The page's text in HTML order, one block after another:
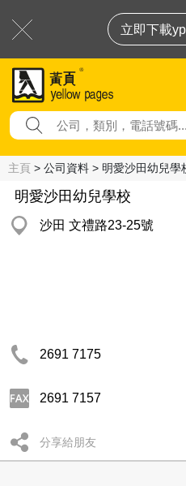
立即下載
主頁 > 公司資料 > 明愛沙田幼兒學
明愛沙田幼兒學校
沙田 文禮路23-25號
2691 7175
2691 7157
分享給朋友